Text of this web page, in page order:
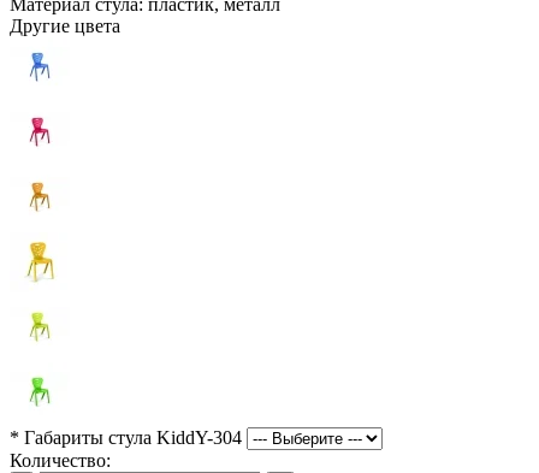
Другие цвета
* Габариты стула KiddY-304
Количество: